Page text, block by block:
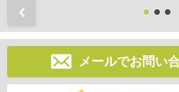
メールでお問い